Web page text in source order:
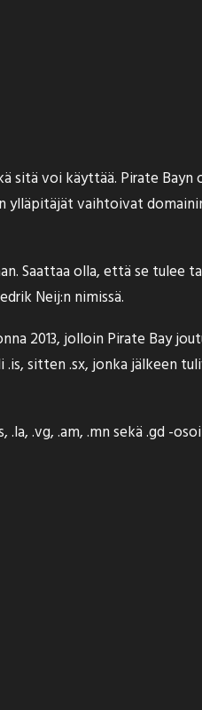
voi käyttää. Pirate
ylläpitäjät vaihtoivat
Saattaa olla, että se tulee
Neij:n nimissä.
2013, jolloin Pirate Bay
sitten .sx, jonka jälkeen
.vg, .am, .mn sekä .gd -